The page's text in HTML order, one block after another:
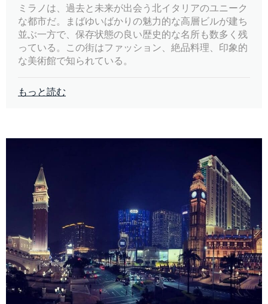
ミラノは、過去と未来が出会う北イタリアのユニーク
な都市だ。まばゆいばかりの魅力的な高層ビルが建ち
並ぶ一方で、保存状態の良い歴史的な名所も数多く残
っている。この街はファッション、絶品料理、印象的
な美術館で知られている。
もっと読む